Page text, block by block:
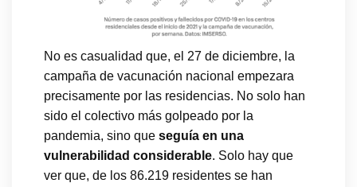
No es casualidad que, el 27 de diciembre, la
campaña de vacunación nacional empezara
precisamente por las residencias. No solo han
sido el colectivo más golpeado por la
pandemia, sino que seguía en una
vulnerabilidad considerable. Solo hay que
ver que, de los 86.219 residentes se han